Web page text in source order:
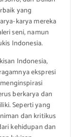
yang
karya mereka
seni, namun
Indonesia.
Indonesia,
ekspresi
berkarya dan
Seperti yang
dan kritikus
kehidupan dan